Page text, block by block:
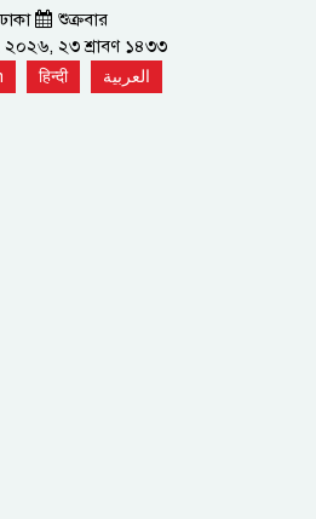
ঢাকা
শুক্রবার
২৩ শ্রাবণ ১৪৩৩
हिन्दी العربية